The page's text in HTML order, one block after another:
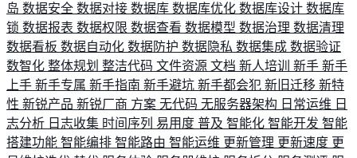
岛 数据安全 数据对接 数据库 数据库优化 数据库设计 数据库
锁 数据报表 数据权限 数据查看 数据模型 数据治理 数据清理
数据看板 数据自动化 数据防护 数据隐私 数据集成 数据验证
数智化 整体规划 整洁代码 文件资源 文档 新人培训 新手 新手
上手 新手专属 新手指南 新手避坑 新手都会犯 新旧迁移 新特
性 新锐产品 新锐厂商 方案 无代码 无服务器架构 日常运维 日
志分析 日志收集 时间序列 易用度 普及 智能化 智能开发 智能
搭建功能 智能编排 智能路由 智能运维 更新管理 更新速度 更